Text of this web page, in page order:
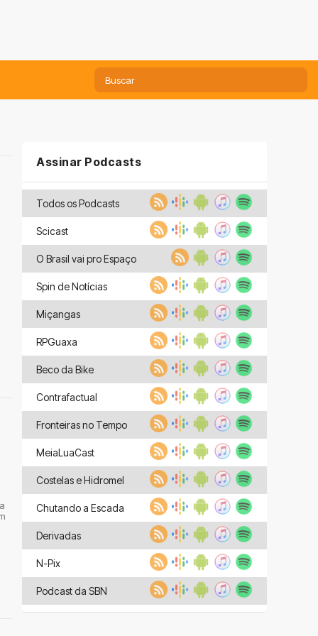
Assinar Podcasts
Todos os Podcasts
Scicast
O Brasil vai pro Espaço
Spin de Notícias
Miçangas
RPGuaxa
Beco da Bike
Contrafactual
Fronteiras no Tempo
MeiaLuaCast
Costelas e Hidromel
Chutando a Escada
Derivadas
N-Pix
Podcast da SBN